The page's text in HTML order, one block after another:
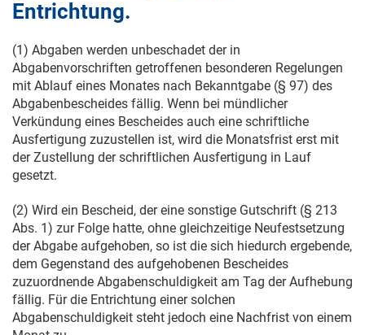
Entrichtung.
(1) Abgaben werden unbeschadet der in
Abgabenvorschriften getroffenen besonderen Regelungen
mit Ablauf eines Monates nach Bekanntgabe (§ 97) des
Abgabenbescheides fällig. Wenn bei mündlicher
Verkündung eines Bescheides auch eine schriftliche
Ausfertigung zuzustellen ist, wird die Monatsfrist erst mit
der Zustellung der schriftlichen Ausfertigung in Lauf
gesetzt.
(2) Wird ein Bescheid, der eine sonstige Gutschrift (§ 213
Abs. 1) zur Folge hatte, ohne gleichzeitige Neufestsetzung
der Abgabe aufgehoben, so ist die sich hiedurch ergebende,
dem Gegenstand des aufgehobenen Bescheides
zuzuordnende Abgabenschuldigkeit am Tag der Aufhebung
fällig. Für die Entrichtung einer solchen
Abgabenschuldigkeit steht jedoch eine Nachfrist von einem